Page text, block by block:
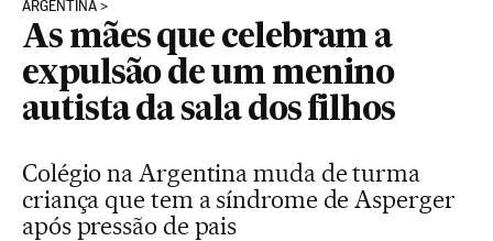
ARGENTINA
As mães que celebram a
expulsão de um menino
autista da sala dos filhos
Colégio na Argentina muda de turma
criança que tem a síndrome de Asperger
após pressão de pais